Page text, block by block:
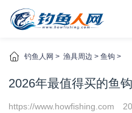
钓鱼人网 > 渔具周边 > 鱼钩 >
2026年最值得买的鱼
https://www.howfishing.com